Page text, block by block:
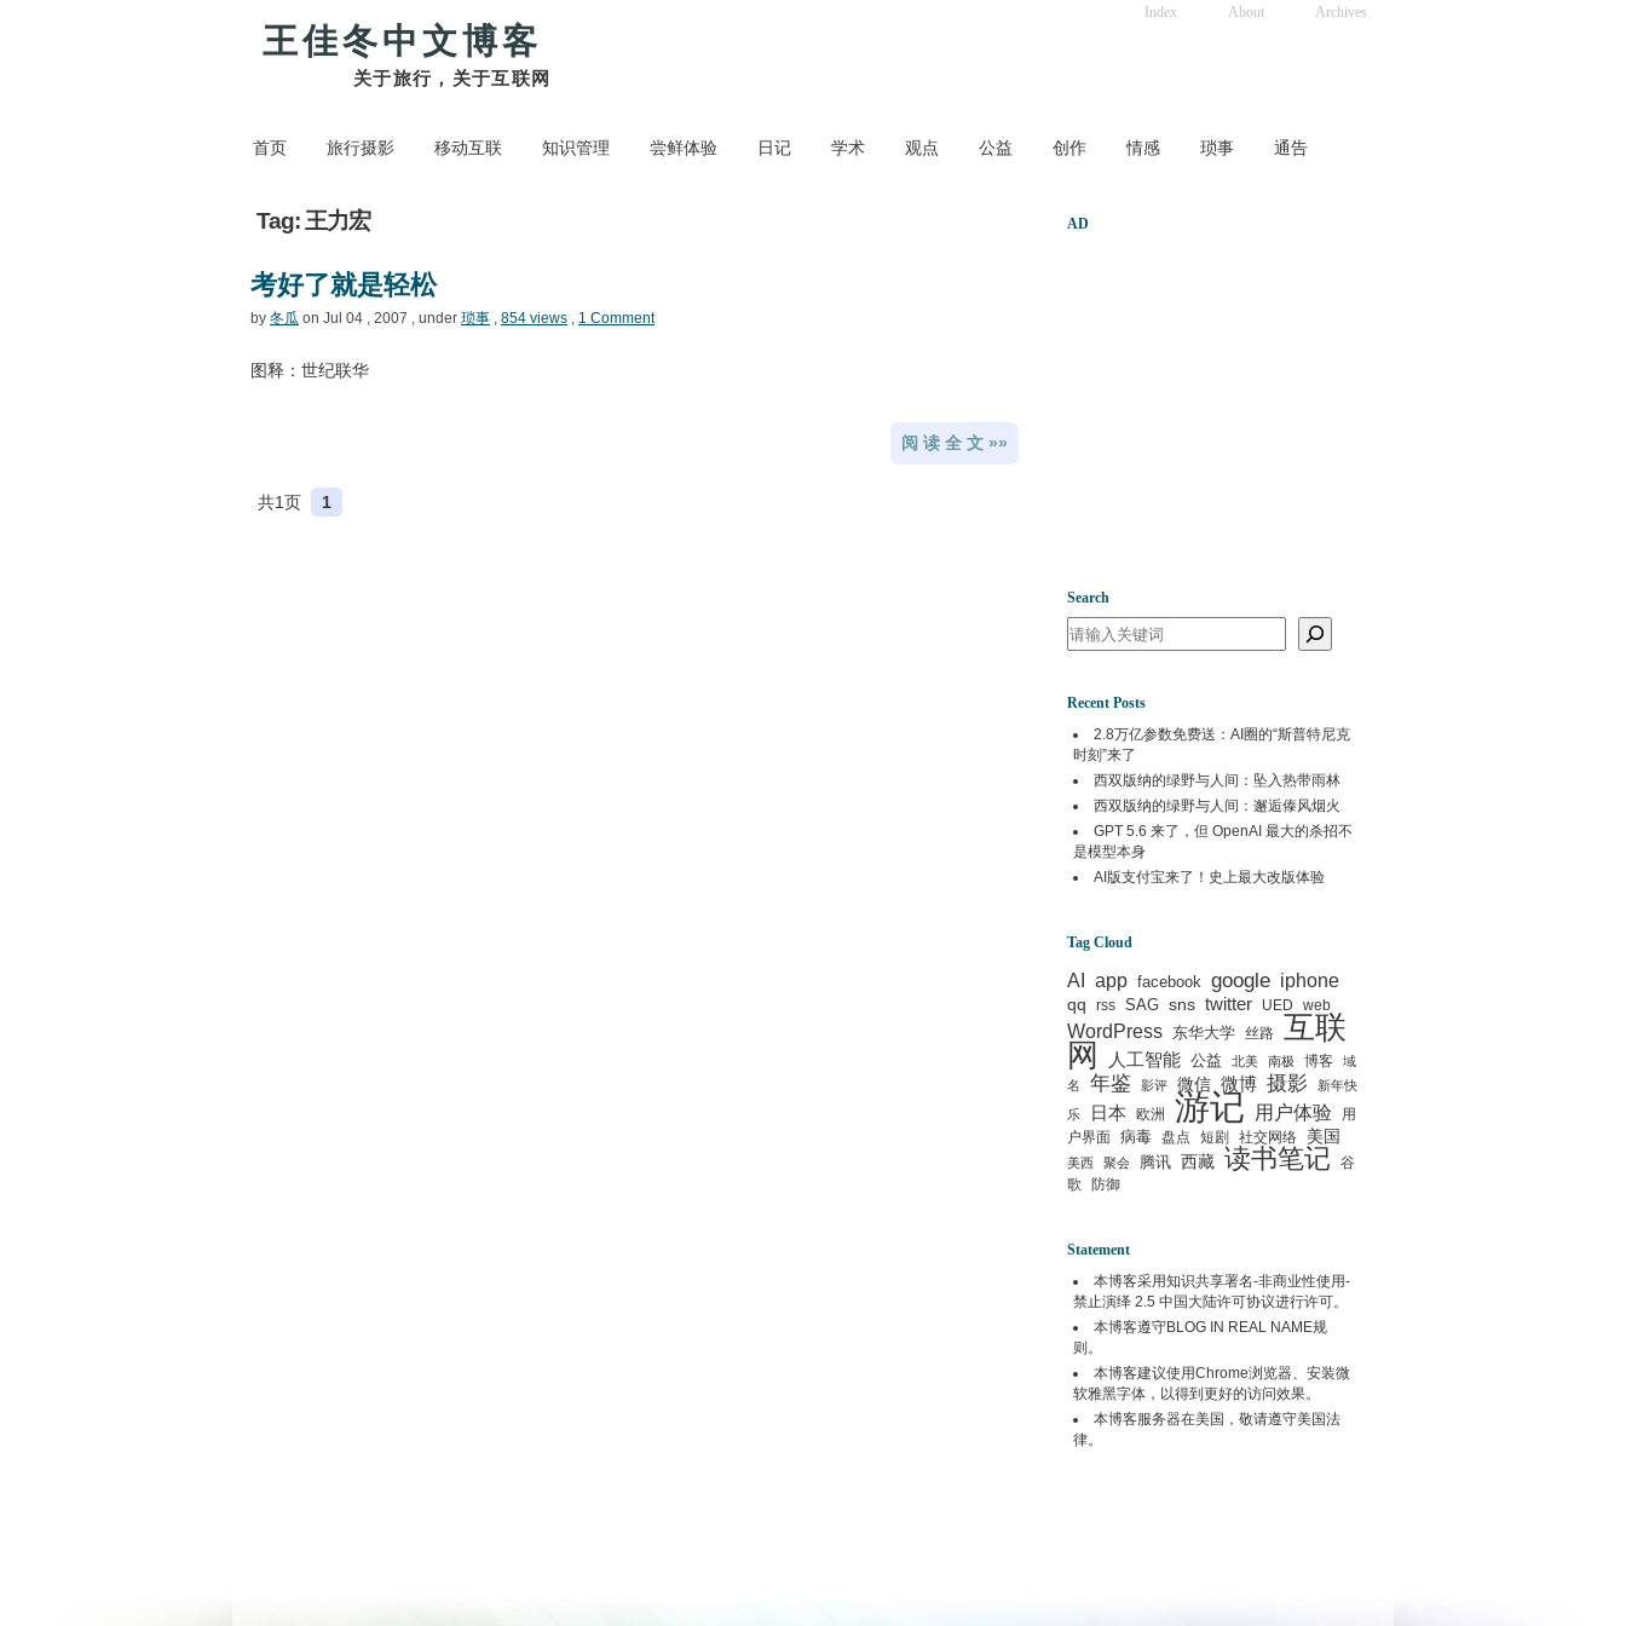
王佳冬中文博客
关于旅行，关于互联网
Index About Archives
首页 旅行摄影 移动互联 知识管理 尝鲜体验 日记 学术 观点 公益 创作 情感 琐事 通告
Tag: 王力宏
考好了就是轻松
by 冬瓜 on Jul 04 , 2007 , under 琐事 , 854 views , 1 Comment
图释：世纪联华
阅 读 全 文 »»
共1页 1
AD
Search
Search
Recent Posts
2.8万亿参数免费送：AI圈的“斯普特尼克
时刻”来了
西双版纳的绿野与人间：坠入热带雨林
西双版纳的绿野与人间：邂逅傣风烟火
GPT 5.6 来了，但 OpenAI 最大的杀招不
是模型本身
AI版支付宝来了！史上最大改版体验
Tag Cloud
AI app facebook google iphone
qq rss SAG sns twitter UED web
WordPress 东华大学 丝路 互联
网
人工智能 公益 北美 南极 博客
域
名
年鉴 影评 微信 微博 摄影
新年快
乐
日本 欧洲 游记 用户体验
用
户界面
病毒 盘点 短剧 社交网络 美国
美西 聚会 腾讯 西藏 读书笔记
谷
歌
防御
Statement
本博客采用知识共享署名-非商业性使用-
禁止演绎 2.5 中国大陆许可协议进行许可。
本博客遵守BLOG IN REAL NAME规
则。
本博客建议使用Chrome浏览器、安装微
软雅黑字体，以得到更好的访问效果。
本博客服务器在美国 ，敬请遵守美国法
律。